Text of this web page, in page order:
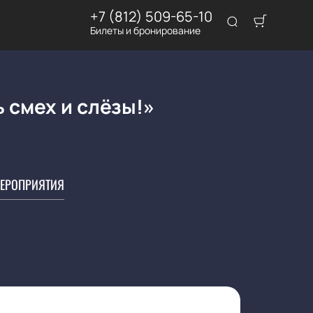
+7 (812) 509-65-10
Билеты и бронирование
смех и слёзы!»